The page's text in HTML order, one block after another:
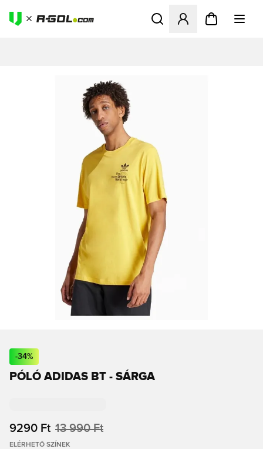
Megnyit egy modált a
-34%
PÓLÓ ADIDAS BT - SÁRGA
9290 Ft 13 990 Ft
ELÉRHETŐ SZÍNEK